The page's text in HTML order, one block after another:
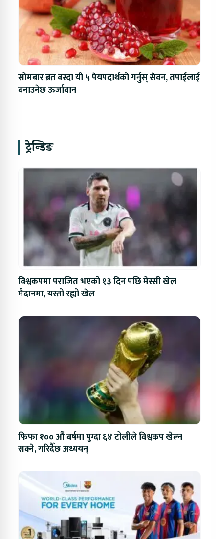
सोमबार ब्रत बस्दा यी ५ पेयपदार्थको गर्नुस् सेवन, तपाईलाई
बनाउनेछ ऊर्जावान
ट्रेन्डिङ
विश्वकपमा पराजित भएको १३ दिन पछि मेस्सी खेल
मैदानमा, यस्तो रह्यो खेल
फिफा १०० औं बर्षमा पुग्दा ६४ टोलीले विश्वकप खेल्न
सक्ने, गरिदैँछ अध्ययन्